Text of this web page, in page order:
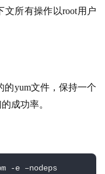
文所有操作以root用户
的yum文件，保持一个
成功率。
-e –nodeps